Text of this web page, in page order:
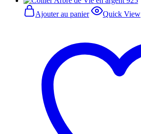
Ajouter au panier Quick View